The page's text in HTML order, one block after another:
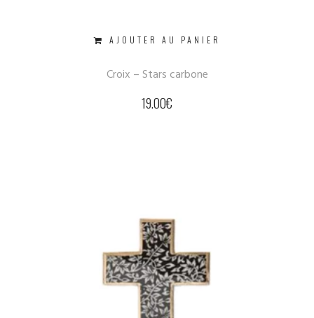
AJOUTER AU PANIER
Croix – Stars carbone
19.00€